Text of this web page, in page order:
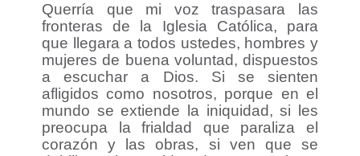
Querría que mi voz traspasara las
fronteras de la Iglesia Católica, para
que llegara a todos ustedes, hombres y
mujeres de buena voluntad, dispuestos
a escuchar a Dios. Si se sienten
afligidos como nosotros, porque en el
mundo se extiende la iniquidad, si les
preocupa la frialdad que paraliza el
corazón y las obras, si ven que se